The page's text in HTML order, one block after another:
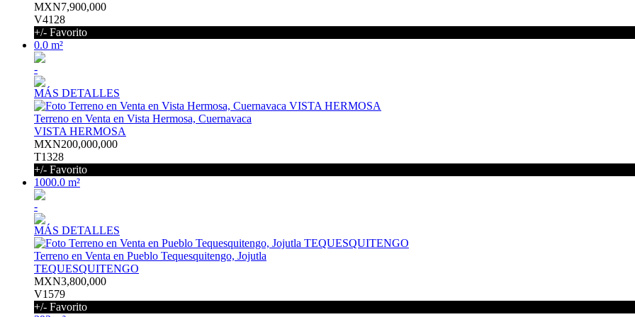
MXN7,900,000
V4128
+/- Favorito
0.0 m²
-
MÁS DETALLES
Terreno en Venta en Vista Hermosa, Cuernavaca
VISTA HERMOSA
MXN200,000,000
T1328
+/- Favorito
1000.0 m²
-
MÁS DETALLES
Terreno en Venta en Pueblo Tequesquitengo, Jojutla
TEQUESQUITENGO
MXN3,800,000
V1579
+/- Favorito